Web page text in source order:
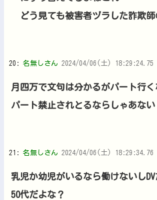
どう見ても被害者ヅラした詐欺
20: 名無しさん 2024/04/06(土) 18:29:24.75
月四万で文句は分かるがパート行
パート禁止されとるならしゃあない
21: 名無しさん 2024/04/06(土) 18:29:34.76
乳児か幼児がいるなら働けないし
50代だよな？